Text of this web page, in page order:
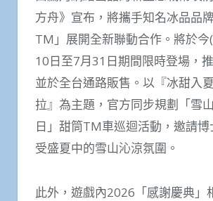
方舟》宣布，將攜手知名冰品品
TM 」展開全新聯動合作。將於
10日至7月31日期間限時登場，
並於全台通路販售。以『冰甜入
拉』為主題，官方同步規劃「雪
日」甜筒TM車巡迴活動，邀請
受盛夏中的雪山沁涼氛圍。
此外，遊戲內2026「感謝慶典」